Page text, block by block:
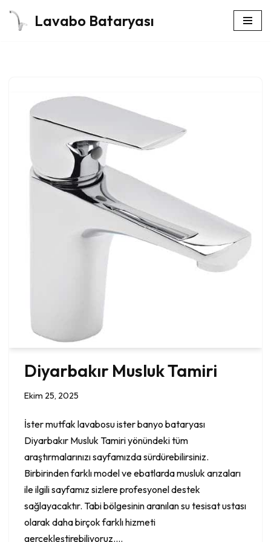
İçeriğe
Lavabo Bataryası
Diyarbakır Musluk Tamiri
Ekim 25, 2025
İster mutfak lavabosu ister banyo bataryası
Diyarbakır Musluk Tamiri yönündeki tüm
araştırmalarınızı sayfamızda sürdürebilirsiniz.
Birbirinden farklı model ve ebatlarda musluk arızaları
ile ilgili sayfamız sizlere profesyonel destek
sağlayacaktır. Tabi bölgesinin aranılan su tesisat ustası
olarak daha birçok farklı hizmeti
gerçekleştirebiliyoruz.…